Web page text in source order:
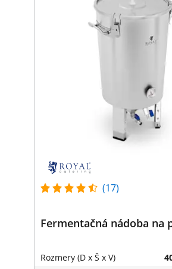
(17)
Fermentačná nádoba na
Rozmery (D x Š x V)